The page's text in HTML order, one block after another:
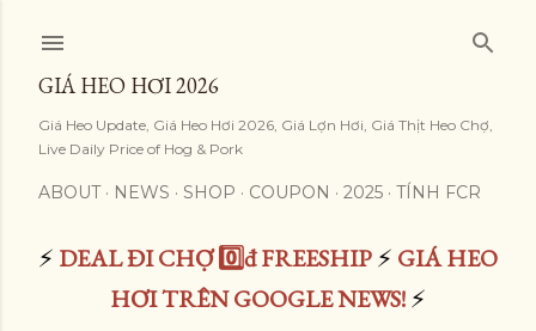
GIÁ HEO HƠI 2026
Giá Heo Update, Giá Heo Hơi 2026, Giá Lợn Hơi, Giá Thịt Heo Chợ,
Live Daily Price of Hog & Pork
ABOUT NEWS SHOP COUPON 2025 TÍNH FCR
⚡ DEAL ĐI CHỢ 0️⃣đ FREESHIP⚡ GIÁ HEO
HƠI TRÊN GOOGLE NEWS!⚡